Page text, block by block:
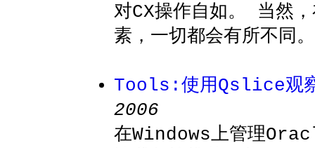
对CX操作自如。 当然
素，一切都会有所不同。
Tools:使用Qslice观察
2006
在Windows上管理